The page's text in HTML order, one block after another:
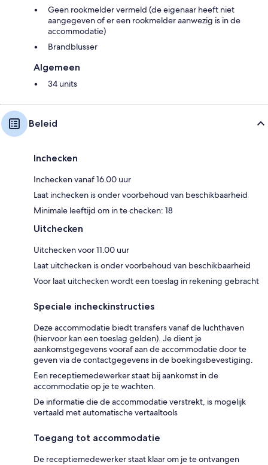
Geen rookmelder vermeld (de eigenaar heeft niet
aangegeven of er een rookmelder aanwezig is in de
accommodatie)
Brandblusser
Algemeen
34 units
Beleid
Inchecken
Inchecken vanaf 16.00 uur
Laat inchecken is onder voorbehoud van beschikbaarheid
Minimale leeftijd om in te checken: 18
Uitchecken
Uitchecken voor 11.00 uur
Laat uitchecken is onder voorbehoud van beschikbaarheid
Voor laat uitchecken wordt een toeslag in rekening gebracht
Speciale incheckinstructies
Deze accommodatie biedt transfers vanaf de luchthaven
(hiervoor kan een toeslag gelden). Je dient je
aankomstgegevens vooraf aan de accommodatie door te
geven via de contactgegevens in de boekingsbevestiging.
Een receptiemedewerker staat bij aankomst in de
accommodatie op je te wachten.
De informatie die de accommodatie verstrekt, is mogelijk
vertaald met automatische vertaaltools
Toegang tot accommodatie
De receptiemedewerker staat klaar om je te ontvangen